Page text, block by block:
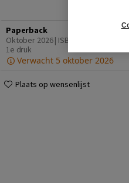
Paperback
Oktober 2026 | ISBN 9789024421978 |
1e druk
Verwacht 5 oktober 2026
Plaats op wensenlijst